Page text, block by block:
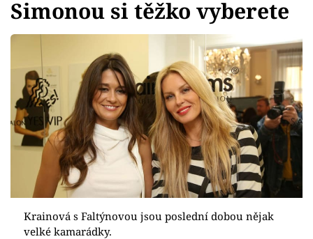
Youtubeři
Virály
Sex a vztahy
Videa
Sledujte prima+
Přihlášení
Simonou si těžko vyberete
Krainová s Faltýnovou jsou poslední dobou nějak
velké kamarádky.